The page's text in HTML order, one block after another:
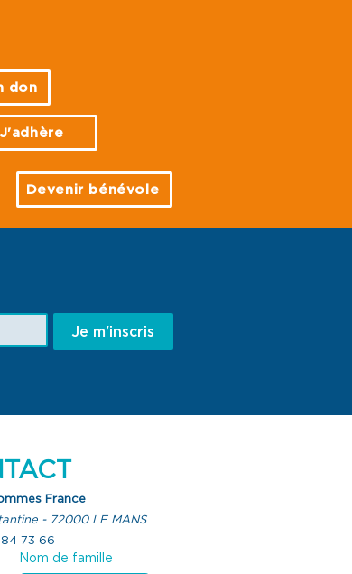
don
J'adhère
Devenir bénévole
Je m'inscris
France
- 72000 LE MANS
73 66
Nom de famille